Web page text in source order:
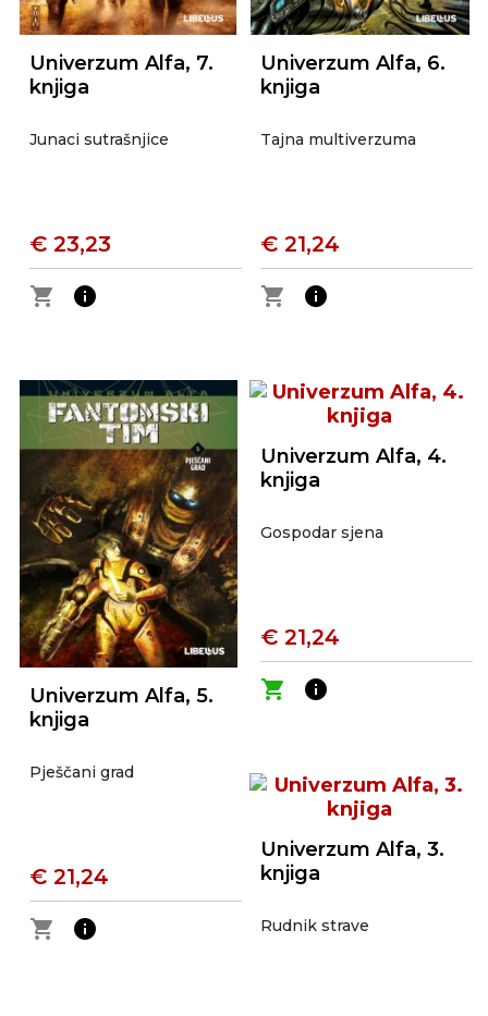
Univerzum Alfa, 7.
knjiga
Junaci sutrašnjice
€ 23,23
shopping_cart
info
Univerzum Alfa, 6.
knjiga
Tajna multiverzuma
€ 21,24
shopping_cart
info
Univerzum Alfa, 5.
knjiga
Pješčani grad
€ 21,24
shopping_cart
info
Univerzum Alfa, 4.
knjiga
Gospodar sjena
€ 21,24
shopping_cart
info
Univerzum Alfa, 3.
knjiga
Rudnik strave